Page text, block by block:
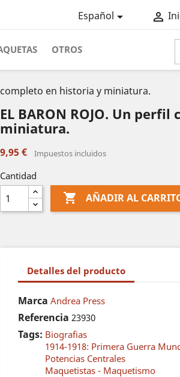
Español 
OTROS
completo en historia y miniatura.
EL BARON ROJO. Un
miniatura.
9,95 € Impuestos incluidos
Cantidad
 AÑADIR AL
Detalles del producto
Marca Andrea Press
Referencia 23930
Tags: Biografias
1914-1918: Primera Guerra
Potencias Centrales
Maquetistas - Maquetismo